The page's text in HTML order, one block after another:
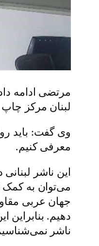
مرتضی ادامه
لبنان مرکز
وی گفت: باید
معرفی کنیم.
این ناشر
می‌توان به کمک
جهان عربی
دهیم.
ناشر